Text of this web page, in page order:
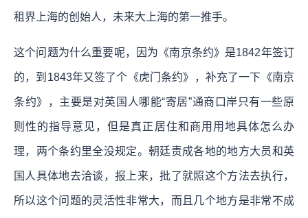
租界上海的创始人，未来大上海的第一推手。
这个问题为什么重要呢，因为《南京条约》是1842年签订
的，到1843年又签了个《虎门条约》，补充了一下《南京
条约》，主要是对英国人哪能“寄居”通商口岸只有一些原
则性的指导意见，但是真正居住和商用用地具体怎么办
理，两个条约里全没规定。朝廷责成各地的地方大员和英
国人具体地去洽谈，报上来，批了就照这个方法去执行，
所以这个问题的灵活性非常大，而且几个地方是非常不成